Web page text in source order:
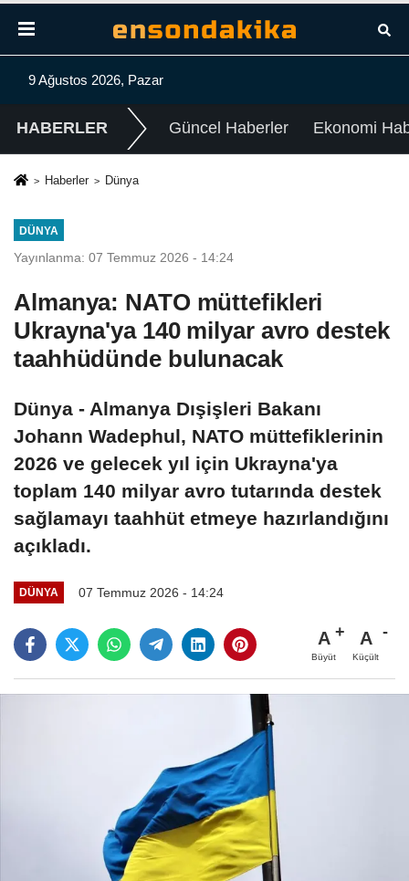
9 Ağustos 2026, Pazar
HABERLER Güncel Haberler Ekonomi
Haberler Dünya
DÜNYA
Yayınlanma: 07 Temmuz 2026 - 14:24
Almanya: NATO müttefikleri
Ukrayna'ya 140 milyar avro destek
taahhüdünde bulunacak
Dünya - Almanya Dışişleri Bakanı
Johann Wadephul, NATO müttefiklerinin
2026 ve gelecek yıl için Ukrayna'ya
toplam 140 milyar avro tutarında destek
sağlamayı taahhüt etmeye hazırlandığını
açıkladı.
DÜNYA 07 Temmuz 2026 - 14:24
A
Büyüt
A
Küçült